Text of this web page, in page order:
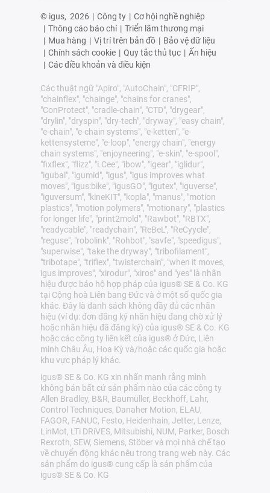
© igus, 2026 | Công ty | Cơ hội nghề nghiệp
| Thông cáo báo chí | Triển lãm thương mại
| Mua hàng | Vị trí trên bản đồ | Bảo vệ dữ liệu
| Chính sách cookie | Quy tắc thủ tục | Ấn hiệu
| Các điều khoản và điều kiện
Các thuật ngữ "Apiro", "AutoChain", "CFRIP",
"chainflex", "chainge", "chains for cranes",
"ConProtect", "cradle-chain", "CTD", "drygear",
"drylin", "dryspin", "dry-tech", "dryway", "easy chain",
"e-chain", "e-chain systems", "e-ketten", "e-
kettensysteme", "e-loop", "energy chain", "energy
chain systems", "enjoyneering", "e-skin", "e-spool",
"fixflex", "flizz", "i.Cee", "ibow", "igear", "iglidur",
"igubal", "igumid", "igus", "igus improves what
moves", "igus:bike", "igusGO", "igutex", "iguverse",
"iguversum", "kineKIT", "kopla", "manus", "motion
plastics", "motion polymers", "motionary", "plastics
for longer life", "print2mold", "Rawbot", "RBTX",
"readycable", "readychain", "ReBeL", "ReCyycle",
"reguse", "robolink", "Rohbot", "savfe", "speedigus",
"superwise", "take the dryway", "tribofilament",
"tribotape", "triflex", "twisterchain", "when it moves,
igus improves", "xirodur", "xiros" and "yes" là nhãn
hiệu được bảo hộ hợp pháp của igus® SE & Co. KG
tại Cộng hoà Liên bang Đức và ở một số quốc gia
khác. Đây là danh sách không đầy đủ các nhãn
hiệu (ví dụ: đơn đăng ký nhãn hiệu đang chờ xử lý
hoặc nhãn hiệu đã đăng ký) của igus® SE & Co. KG
hoặc các công ty liên kết của igus® ở Đức, Liên
minh Châu Âu, Hoa Kỳ và/hoặc các quốc gia hoặc
khu vực pháp lý khác.
igus® SE & Co. KG xin nhấn mạnh rằng mình
không bán bất cứ sản phẩm nào của các công ty
Allen Bradley, B&R, Baumüller, Beckhoff, Lahr,
Control Techniques, Danaher Motion, ELAU,
FAGOR, FANUC, Festo, Heidenhain, Jetter, Lenze,
LinMot, LTi DRiVES, Mitsubishi, NUM, Parker, Bosch
Rexroth, SEW, Siemens, Stöber và mọi nhà chế tạo
về chuyển động khác nêu trong trang web này. Các
sản phẩm do igus® cung cấp là sản phẩm của
igus® SE & Co. KG